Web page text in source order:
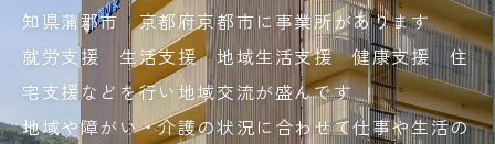
知県蒲郡市 京都府京都市に事業所があります
就労支援 生活支援 地域生活支援 健康支援 住
宅支援などを行い地域交流が盛んです
地域や障がい・介護の状況に合わせて仕事や生活の